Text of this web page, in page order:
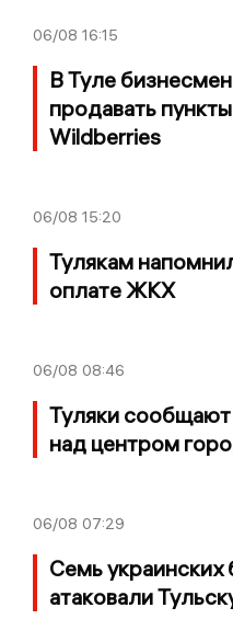
06/08 16:15
В Туле
продавать
Wildberries
06/08 15:20
Тулякам
оплате ЖКХ
06/08 08:46
Туляки сообщают
над центром
06/08 07:29
Семь украинских
атаковали